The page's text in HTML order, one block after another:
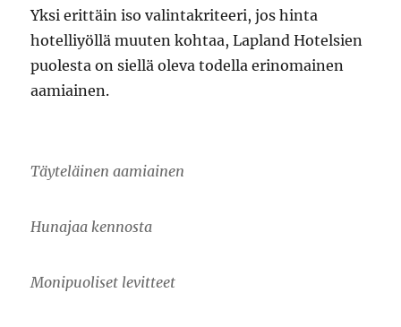
Yksi erittäin iso valintakriteeri, jos hinta
hotelliyöllä muuten kohtaa, Lapland Hotelsien
puolesta on siellä oleva todella erinomainen
aamiainen.
Täyteläinen aamiainen
Hunajaa kennosta
Monipuoliset levitteet